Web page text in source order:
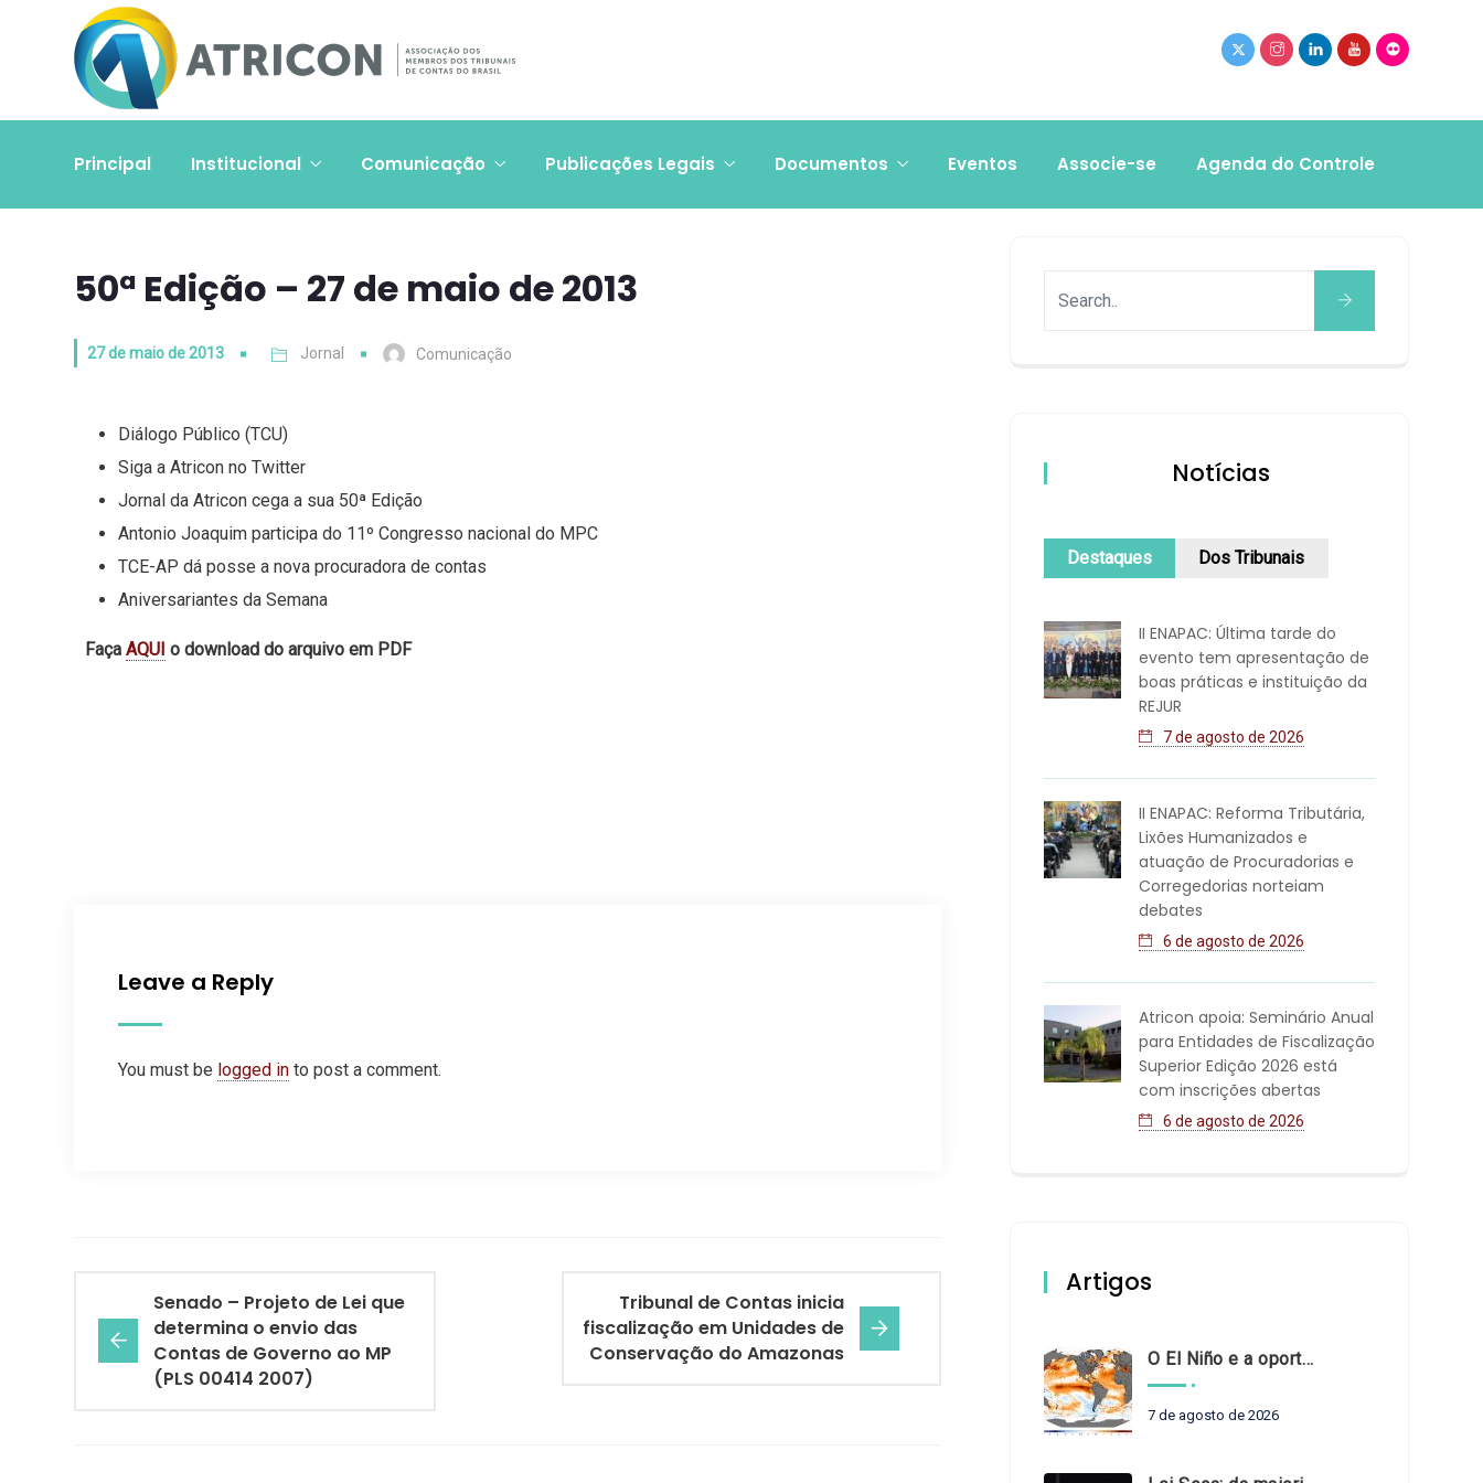
Principal Institucional Comunicação Publicações Legais Documentos Eventos Associe-se Agenda do Controle
50ª Edição – 27 de maio de 2013
27 de maio de 2013 Jornal Comunicação
Diálogo Público (TCU)
Siga a Atricon no Twitter
Jornal da Atricon cega a sua 50ª Edição
Antonio Joaquim participa do 11º Congresso nacional do MPC
TCE-AP dá posse a nova procuradora de contas
Aniversariantes da Semana
Faça AQUI o download do arquivo em PDF
Leave a Reply
You must be logged in to post a comment.
Senado – Projeto de Lei que
determina o envio das
Contas de Governo ao MP
(PLS 00414 2007)
Tribunal de Contas inicia
fiscalização em Unidades de
Conservação do Amazonas
Notícias
Destaques Dos Tribunais
II ENAPAC: Última tarde do
evento tem apresentação de
boas práticas e instituição da
REJUR
7 de agosto de 2026
II ENAPAC: Reforma Tributária,
Lixões Humanizados e
atuação de Procuradorias e
Corregedorias norteiam
debates
6 de agosto de 2026
Atricon apoia: Seminário Anual
para Entidades de Fiscalização
Superior Edição 2026 está
com inscrições abertas
6 de agosto de 2026
Artigos
O El Niño e a oportunidade de fortalecer o controle externo das políticas climáticas
7 de agosto de 2026